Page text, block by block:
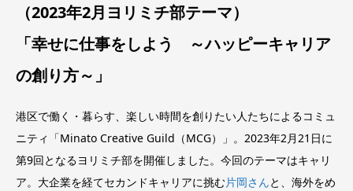
（2023年2月ヨリミチ部テーマ）
「幸せに仕事をしよう ～ハッピーキャリア
の創り方～ 」
港区で働く・暮らす、楽しい時間を創りたい人たちによるコミュ
ニティ「Minato Creative Guild（MCG）」。2023年2月21日に
第9回となるヨリミチ部を開催しました。今回のテーマはキャリ
ア。大企業を経てセカンドキャリアに挑む片岡さんと、海外をめ